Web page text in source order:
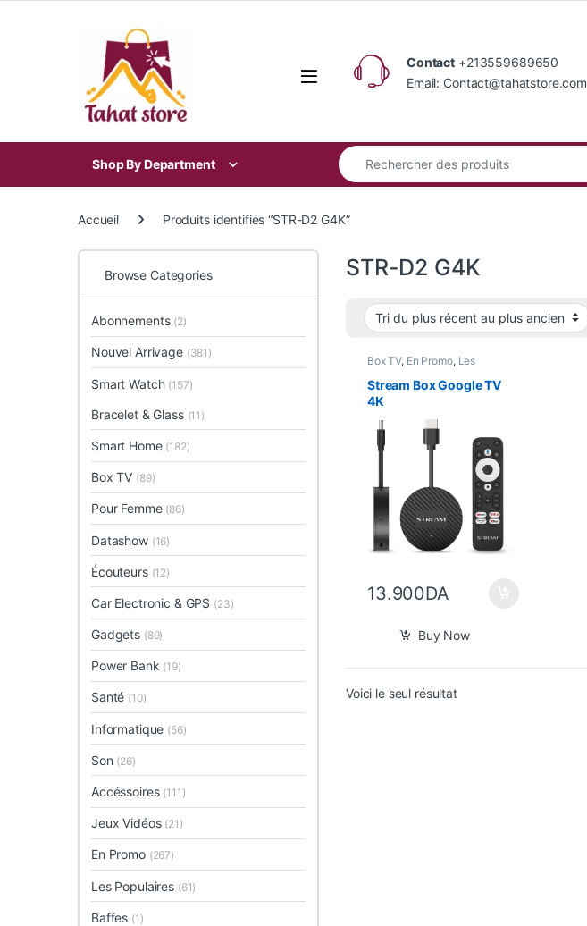
Contact +213559689650
Email: Contact@tahatstore.com
Shop By Department
Search for:
Accueil Produits identifiés “STR-D2 G4K”
STR-D2 G4K
Box TV, En Promo, Les
Smart Home
Stream Box Google TV
4K
13.900DA
Buy Now
Voici le seul résultat
Browse Categories
Abonnements (2)
Nouvel Arrivage (381)
Smart Watch (157)
Bracelet & Glass (11)
Smart Home (182)
Box TV (89)
Pour Femme (86)
Datashow (16)
Écouteurs (12)
Car Electronic & GPS (23)
Gadgets (89)
Power Bank (19)
Santé (10)
Informatique (56)
Son (26)
Accéssoires (111)
Jeux Vidéos (21)
En Promo (267)
Les Populaires (61)
Baffes (1)